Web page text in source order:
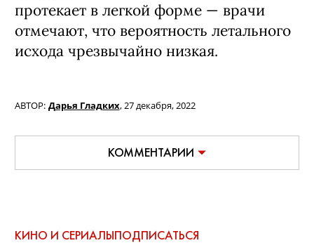
протекает в легкой форме — врачи
отмечают, что вероятность летального
исхода чрезвычайно низкая.
АВТОР: Дарья Гладких,27 декабря, 2022
КОММЕНТАРИИ
КИНО И СЕРИАЛЫПОДПИСАТЬСЯ